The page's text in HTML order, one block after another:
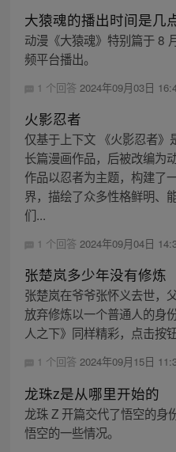
大猿魂的播出时间是几
动漫《大猿魂》特别篇于 8
频平台播出。
1 个回答 2024年09月03日
火影忍者
仅基于上下文 《火影忍者》
长篇漫画作品，后被改编为
作品以忍者为主题，构建了
界，描绘了众多性格鲜明、
们...
1 个回答 2024年09月04日
张楚岚多少年没有修炼
张楚岚在爷爷张怀义去世，
放弃修炼以一个普通人的身
人之下》同样精彩，点击按
1 个回答 2024年09月15日
龙珠z是从哪里开始的
龙珠 Z 开篇交代了悟空的身
悟空的一些情况。